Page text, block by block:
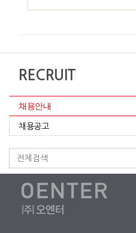
RECRUIT
채용안내
채용공고